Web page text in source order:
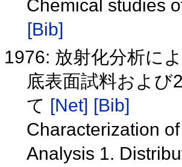
Chemical studies
[Bib]
1976: 放射化分析に
底表面試料および
て [Net] [Bib]
Characterization
Analysis 1.